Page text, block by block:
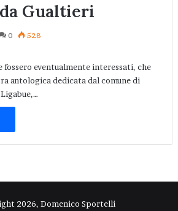
Gualtieri
0 528
fossero eventualmente interessati, che
antologica dedicata dal comune di
2026, Domenico Sportelli